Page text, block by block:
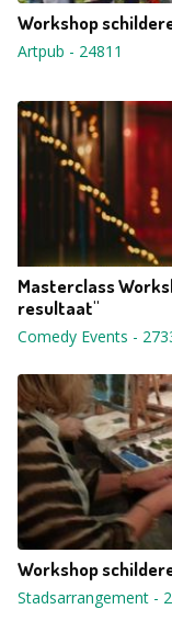
Workshop
Artpub - 24811
Masterclass
resultaat"
Comedy Events -
Workshop
Stadsarrangement -